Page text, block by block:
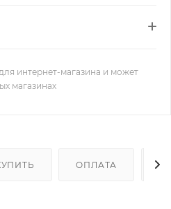
интернет-магазина и может
магазинах
ОПЛАТА